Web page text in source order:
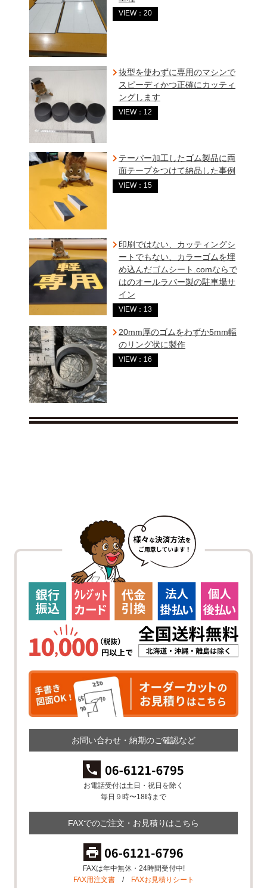
VIEW：20
抜型を使わずに専用のマシンで
スピーディかつ正確にカッティ
ングします
VIEW：12
テーパー加工したゴム製品に両
面テープをつけて納品した事例
VIEW：15
印刷ではない、カッティングシ
ートでもない、カラーゴムを埋
め込んだゴムシート.comならで
はのオールラバー製の駐車場サ
イン
VIEW：13
20mm厚のゴムをわずか5mm幅
のリング状に製作
VIEW：16
お問い合わせ・納期のご確認など
お電話受付は土日・祝日を除く
毎日９時〜18時まで
FAXでのご注文・お見積りはこちら
FAXは年中無休・24時間受付中!
FAX用注文書/ FAXお見積りシート